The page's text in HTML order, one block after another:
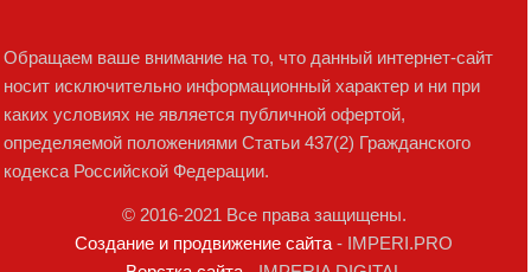
Обращаем ваше внимание на то, что данный интернет-сайт
носит исключительно информационный характер и ни при
каких условиях не является публичной офертой,
определяемой положениями Статьи 437(2) Гражданского
кодекса Российской Федерации.
© 2016-2021 Все права защищены.
Создание и продвижение сайта - IMPERI.PRO